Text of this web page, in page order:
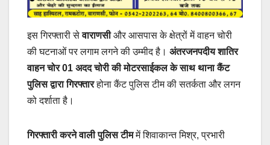
इस गिरफ्तारी सेवाराणसीऔर आसपास के क्षेत्रों में वाहन चोरी
की घटनाओं पर लगाम लगने की उम्मीद है। अंतरजनपदीय शातिर
वाहन चोर 01 अदद चोरी की मोटरसाईकल के साथ थाना कैंट
पुलिस द्वारा गिरफ्तारहोना कैंट पुलिस टीम की सतर्कता और लगन
को दर्शाता है।
गिरफ्तारी करने वाली पुलिस टीममें शिवाकान्त मिश्र, प्रभारी